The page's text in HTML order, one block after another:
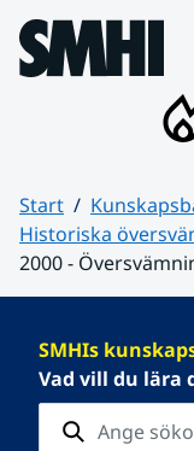
Hoppa till sidans
Start
Historiska
2000 -
SMHIs
Vad vill du lära